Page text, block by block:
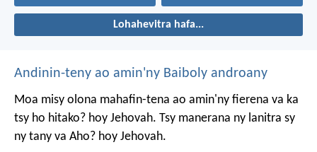
Lohahevitra hafa...
Andinin-teny ao amin'ny Baiboly androany
Moa misy olona mahafin-tena ao amin'ny fierena va ka
tsy ho hitako? hoy Jehovah. Tsy manerana ny lanitra sy
ny tany va Aho? hoy Jehovah.